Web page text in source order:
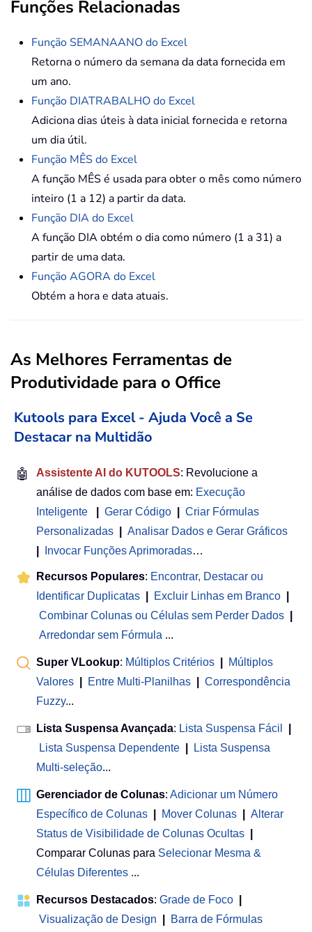
Funções Relacionadas
Função SEMANAANO do Excel
Retorna o número da semana da data fornecida em
um ano.
Função DIATRABALHO do Excel
Adiciona dias úteis à data inicial fornecida e retorna
um dia útil.
Função MÊS do Excel
A função MÊS é usada para obter o mês como número
inteiro (1 a 12) a partir da data.
Função DIA do Excel
A função DIA obtém o dia como número (1 a 31) a
partir de uma data.
Função AGORA do Excel
Obtém a hora e data atuais.
As Melhores Ferramentas de
Produtividade para o Office
Kutools para Excel - Ajuda Você a Se
Destacar na Multidão
🤖 Assistente AI do KUTOOLS: Revolucione a
análise de dados com base em: Execução
Inteligente
Gerar Código
Criar Fórmulas
Personalizadas
Analisar Dados e Gerar Gráficos
Invocar Funções Aprimoradas…
Recursos Populares: Encontrar, Destacar ou
Identificar Duplicatas
Excluir Linhas em Branco
Combinar Colunas ou Células sem Perder Dados
Arredondar sem Fórmula ...
Super VLookup: Múltiplos Critérios
Múltiplos
Valores
Entre Multi-Planilhas
Correspondência
Fuzzy...
Lista Suspensa Avançada: Lista Suspensa Fácil
Lista Suspensa Dependente
Lista Suspensa
Multi-seleção...
Gerenciador de Colunas: Adicionar um Número
Específico de Colunas
Mover Colunas
Alterar
Status de Visibilidade de Colunas Ocultas
Comparar Colunas para Selecionar Mesma &
Células Diferentes ...
Recursos Destacados: Grade de Foco
Visualização de Design
Barra de Fórmulas